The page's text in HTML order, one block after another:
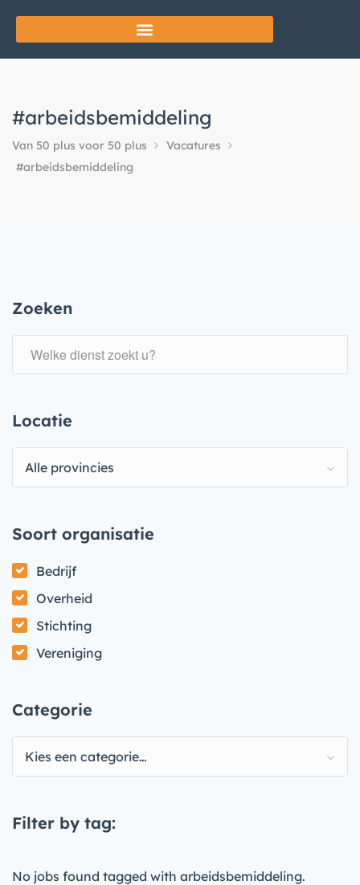
#arbeidsbemiddeling
Van 50 plus voor 50 plus
Vacatures
#arbeidsbemiddeling
Zoeken
Locatie
Alle provincies
Soort organisatie
Bedrijf
Overheid
Stichting
Vereniging
Categorie
Kies een categorie…
Filter by tag:
No jobs found tagged with arbeidsbemiddeling.